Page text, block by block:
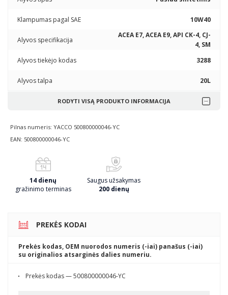
Klampumas pagal SAE 10W40
Alyvos specifikacija
ACEA E7, ACEA E9, API CK-4, CJ-
4, SM
Alyvos tiekėjo kodas
3288
Alyvos talpa 20L
RODYTI VISĄ PRODUKTO INFORMACIJA
Pilnas numeris: YACCO 500800000046-YC
EAN: 500800000046-YC
14 dienų
gražinimo terminas
Saugus užsakymas
200 dienų
PREKĖS KODAI
Prekės kodas, OEM nuorodos numeris (-iai) panašus (-iai)
su originalios atsarginės dalies numeriu.
Prekės kodas — 500800000046-YC